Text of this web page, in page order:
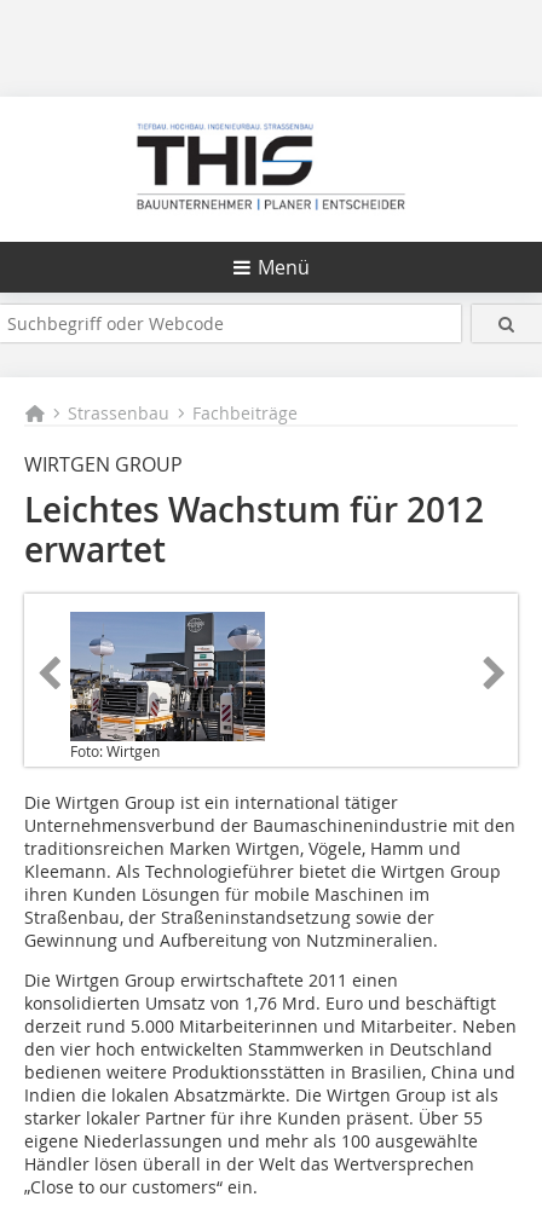
Menü
Strassenbau Fachbeiträge
WIRTGEN GROUP
Leichtes Wachstum für 2012
erwartet
Foto: Wirtgen
Die Wirtgen Group ist ein international tätiger
Unternehmensverbund der Baumaschinenindustrie mit den
traditionsreichen Marken Wirtgen, Vögele, Hamm und
Kleemann. Als Technologieführer bietet die Wirtgen Group
ihren Kunden Lösungen für mobile Maschinen im
Straßenbau, der Straßeninstandsetzung sowie der
Gewinnung und Aufbereitung von Nutzmineralien.
Die Wirtgen Group erwirtschaftete 2011 einen
konsolidierten Umsatz von 1,76 Mrd. Euro und beschäftigt
derzeit rund 5.000 Mitarbeiterinnen und Mitarbeiter. Neben
den vier hoch entwickelten Stammwerken in Deutschland
bedienen weitere Produktionsstätten in Brasilien, China und
Indien die lokalen Absatzmärkte. Die Wirtgen Group ist als
starker lokaler Partner für ihre Kunden präsent. Über 55
eigene Niederlassungen und mehr als 100 ausgewählte
Händler lösen überall in der Welt das Wertversprechen
„Close to our customers“ ein.